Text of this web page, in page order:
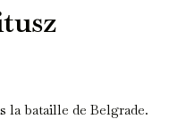
la bataille de Belgrade.